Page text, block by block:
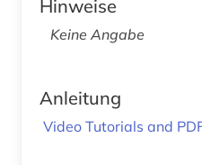
Hinweise
Keine Angabe
Anleitung
Video Tutorials and